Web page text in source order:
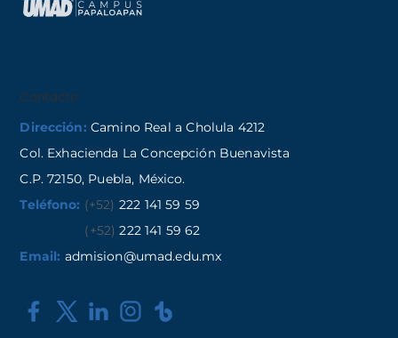
Contacto
Dirección: Camino Real a Cholula 4212
Col. Exhacienda La Concepción Buenavista
C.P. 72150, Puebla, México.
Teléfono: (+52) 222 141 59 59
(+52) 222 141 59 62
Email: admision@umad.edu.mx